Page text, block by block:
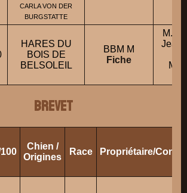
CARLA VON DER
BURGSTATTE
HARES DU
BOIS DE
BELSOLEIL
BBM M
Fiche
M.
BREVET
Chien /
Origines
Race Propriétaire/